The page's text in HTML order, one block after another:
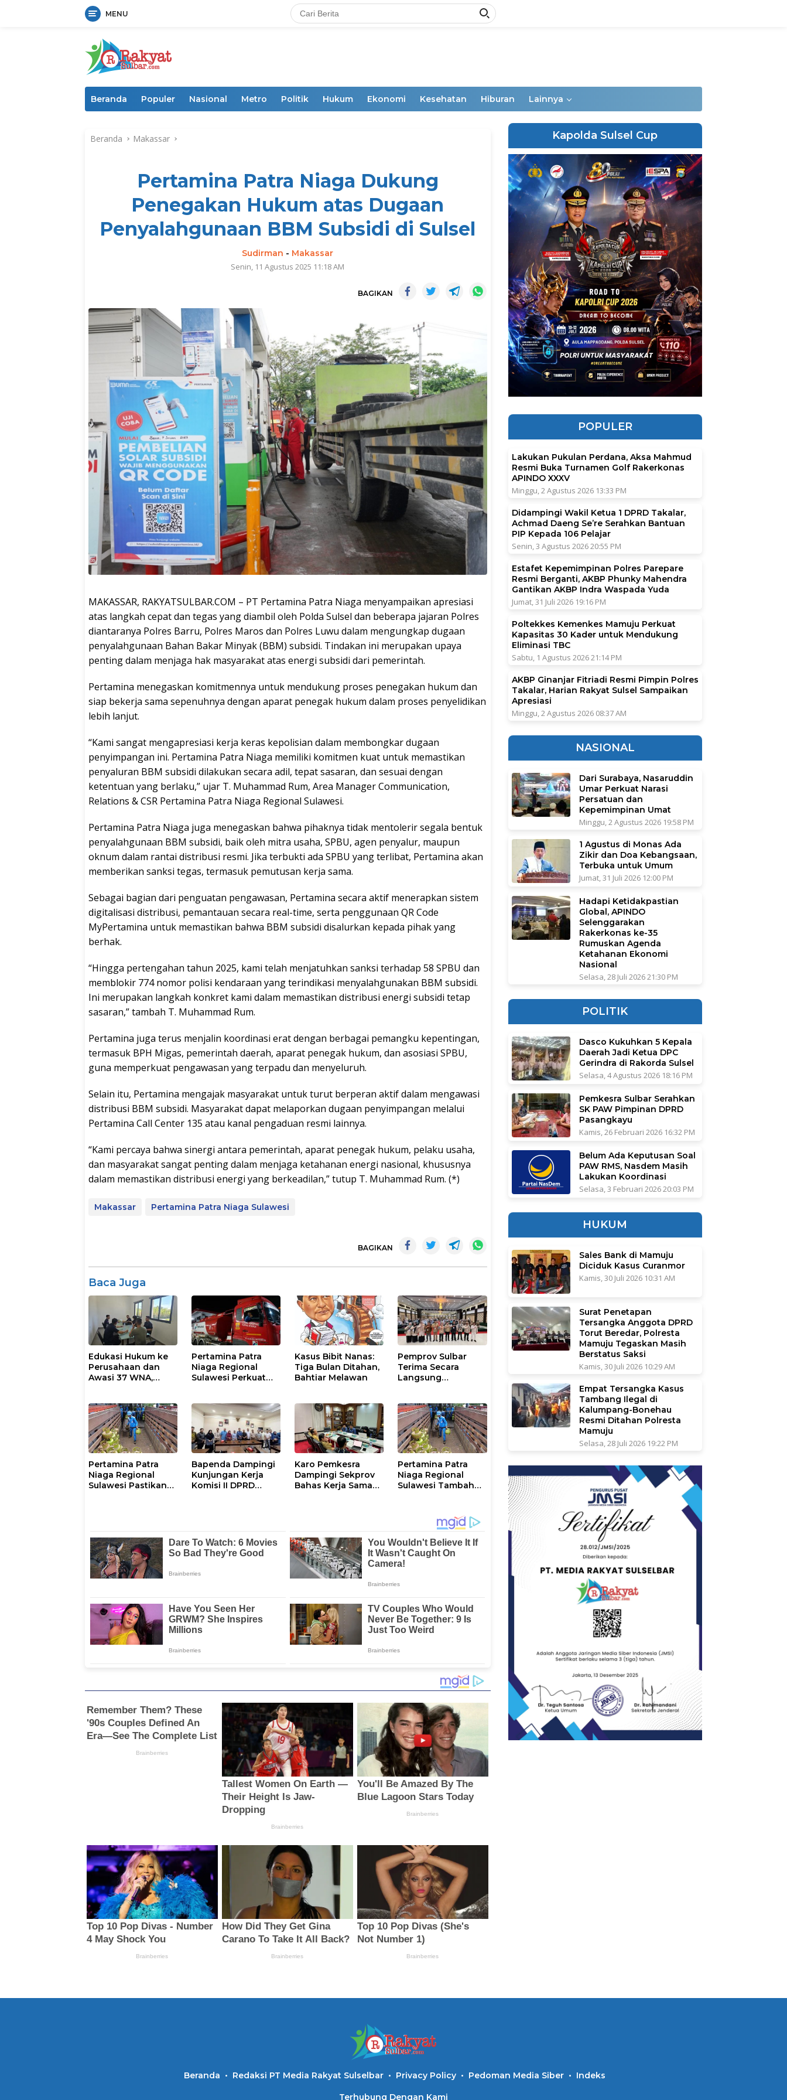
MENU
Beranda Populer Nasional Metro Politik Hukum Ekonomi Kesehatan Hiburan Lainnya
Beranda Makassar
Pertamina Patra Niaga Dukung
Penegakan Hukum atas Dugaan
Penyalahgunaan BBM Subsidi di Sulsel
Sudirman - Makassar
Senin, 11 Agustus 2025 11:18 AM
BAGIKAN
MAKASSAR, RAKYATSULBAR.COM – PT Pertamina Patra Niaga menyampaikan apresiasi
atas langkah cepat dan tegas yang diambil oleh Polda Sulsel dan beberapa jajaran Polres
diantaranya Polres Barru, Polres Maros dan Polres Luwu dalam mengungkap dugaan
penyalahgunaan Bahan Bakar Minyak (BBM) subsidi. Tindakan ini merupakan upaya
penting dalam menjaga hak masyarakat atas energi subsidi dari pemerintah.
Pertamina menegaskan komitmennya untuk mendukung proses penegakan hukum dan
siap bekerja sama sepenuhnya dengan aparat penegak hukum dalam proses penyelidikan
lebih lanjut.
“Kami sangat mengapresiasi kerja keras kepolisian dalam membongkar dugaan
penyimpangan ini. Pertamina Patra Niaga memiliki komitmen kuat untuk memastikan
penyaluran BBM subsidi dilakukan secara adil, tepat sasaran, dan sesuai dengan
ketentuan yang berlaku,” ujar T. Muhammad Rum, Area Manager Communication,
Relations & CSR Pertamina Patra Niaga Regional Sulawesi.
Pertamina Patra Niaga juga menegaskan bahwa pihaknya tidak mentolerir segala bentuk
penyalahgunaan BBM subsidi, baik oleh mitra usaha, SPBU, agen penyalur, maupun
oknum dalam rantai distribusi resmi. Jika terbukti ada SPBU yang terlibat, Pertamina akan
memberikan sanksi tegas, termasuk pemutusan kerja sama.
Sebagai bagian dari penguatan pengawasan, Pertamina secara aktif menerapkan sistem
digitalisasi distribusi, pemantauan secara real-time, serta penggunaan QR Code
MyPertamina untuk memastikan bahwa BBM subsidi disalurkan kepada pihak yang
berhak.
“Hingga pertengahan tahun 2025, kami telah menjatuhkan sanksi terhadap 58 SPBU dan
memblokir 774 nomor polisi kendaraan yang terindikasi menyalahgunakan BBM subsidi.
Ini merupakan langkah konkret kami dalam memastikan distribusi energi subsidi tetap
sasaran,” tambah T. Muhammad Rum.
Pertamina juga terus menjalin koordinasi erat dengan berbagai pemangku kepentingan,
termasuk BPH Migas, pemerintah daerah, aparat penegak hukum, dan asosiasi SPBU,
guna memperkuat pengawasan yang terpadu dan menyeluruh.
Selain itu, Pertamina mengajak masyarakat untuk turut berperan aktif dalam mengawasi
distribusi BBM subsidi. Masyarakat dapat melaporkan dugaan penyimpangan melalui
Pertamina Call Center 135 atau kanal pengaduan resmi lainnya.
“Kami percaya bahwa sinergi antara pemerintah, aparat penegak hukum, pelaku usaha,
dan masyarakat sangat penting dalam menjaga ketahanan energi nasional, khususnya
dalam memastikan distribusi energi yang berkeadilan,” tutup T. Muhammad Rum. (*)
Makassar Pertamina Patra Niaga Sulawesi
BAGIKAN
Baca Juga
Edukasi Hukum ke
Perusahaan dan
Awasi 37 WNA,
Mandiri di Maros
dan Pangkep
Pertamina Patra
Niaga Regional
Sulawesi Perkuat
Layanan di SPBU
Maros
Kasus Bibit Nanas:
Tiga Bulan Ditahan,
Bahtiar Melawan
Pemprov Sulbar
Terima Secara
Langsung
Jamaah Hahi Kloter
UPG 12
Pertamina Patra
Niaga Regional
Sulawesi Pastikan
Selama Periode Hari
Raya Idul adha
Bapenda Dampingi
Kunjungan Kerja
Komisi II DPRD
Karo Pemkesra
Dampingi Sekprov
Bahas Kerja Sama
Pertamina Patra
Niaga Regional
Sulawesi Tambah
Libur Kenaikan
Yesus Kristus dan
Long Weekend
Kapolda Sulsel Cup
POPULER
Lakukan Pukulan Perdana, Aksa Mahmud
Resmi Buka Turnamen Golf Rakerkonas
APINDO XXXV
Minggu, 2 Agustus 2026 13:33 PM
Didampingi Wakil Ketua 1 DPRD Takalar,
Achmad Daeng Se’re Serahkan Bantuan
PIP Kepada 106 Pelajar
Senin, 3 Agustus 2026 20:55 PM
Estafet Kepemimpinan Polres Parepare
Resmi Berganti, AKBP Phunky Mahendra
Gantikan AKBP Indra Waspada Yuda
Jumat, 31 Juli 2026 19:16 PM
Poltekkes Kemenkes Mamuju Perkuat
Kapasitas 30 Kader untuk Mendukung
Eliminasi TBC
Sabtu, 1 Agustus 2026 21:14 PM
AKBP Ginanjar Fitriadi Resmi Pimpin Polres
Takalar, Harian Rakyat Sulsel Sampaikan
Apresiasi
Minggu, 2 Agustus 2026 08:37 AM
NASIONAL
Dari Surabaya, Nasaruddin
Umar Perkuat Narasi
Persatuan dan
Kepemimpinan Umat
Minggu, 2 Agustus 2026 19:58 PM
1 Agustus di Monas Ada
Zikir dan Doa Kebangsaan,
Terbuka untuk Umum
Jumat, 31 Juli 2026 12:00 PM
Hadapi Ketidakpastian
Global, APINDO
Selenggarakan
Rakerkonas ke-35
Rumuskan Agenda
Ketahanan Ekonomi
Nasional
Selasa, 28 Juli 2026 21:30 PM
POLITIK
Dasco Kukuhkan 5 Kepala
Daerah Jadi Ketua DPC
Gerindra di Rakorda Sulsel
Selasa, 4 Agustus 2026 18:16 PM
Pemkesra Sulbar Serahkan
SK PAW Pimpinan DPRD
Pasangkayu
Kamis, 26 Februari 2026 16:32 PM
Belum Ada Keputusan Soal
PAW RMS, Nasdem Masih
Lakukan Koordinasi
Selasa, 3 Februari 2026 20:03 PM
HUKUM
Sales Bank di Mamuju
Diciduk Kasus Curanmor
Kamis, 30 Juli 2026 10:31 AM
Surat Penetapan
Tersangka Anggota DPRD
Torut Beredar, Polresta
Mamuju Tegaskan Masih
Berstatus Saksi
Kamis, 30 Juli 2026 10:29 AM
Empat Tersangka Kasus
Tambang Ilegal di
Kalumpang-Bonehau
Resmi Ditahan Polresta
Mamuju
Selasa, 28 Juli 2026 19:22 PM
Beranda Redaksi PT Media Rakyat Sulselbar Privacy Policy Pedoman Media Siber Indeks
Terhubung Dengan Kami